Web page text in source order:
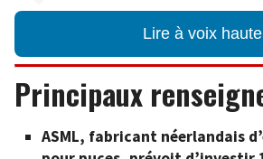
Lire à voix haute
Principaux
ASML, fabricant néerlandais